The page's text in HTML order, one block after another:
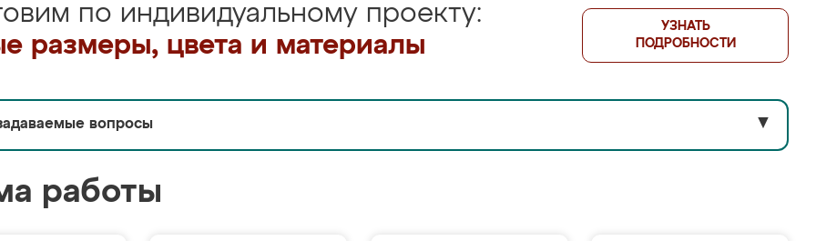
по индивидуальному проекту:
размеры, цвета и материалы
УЗНАТЬ
ПОДРОБНОСТИ
вопросы ▼
работы